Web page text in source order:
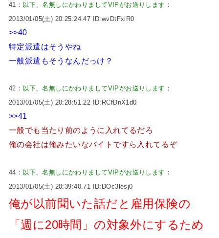
41： 以下、名無しにかわりましてVIPがお送りします ：
2013/01/05(土) 20:25:24.47 ID:wvDtFxiR0
>>40
特定派遣はそうやね
一般派遣もそうなんだっけ？
42： 以下、名無しにかわりましてVIPがお送りします ：
2013/01/05(土) 20:28:51.22 ID:RCfDnX1d0
>>41
一般でも当たり前のように入れてるだろ
俺の会社は俺みたいなバイトですら入れてるぞ
44： 以下、名無しにかわりましてVIPがお送りします ：
2013/01/05(土) 20:39:40.71 ID:DOc3lesj0
俺が以前聞いた話だと雇用保険の
「週に20時間」の対象外にするため